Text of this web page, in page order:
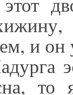
и он